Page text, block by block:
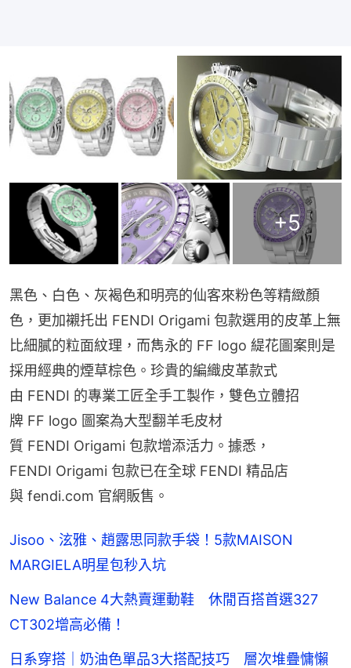
+5
黑色、白色、灰褐色和明亮的仙客來粉色等精緻顏
色，更加襯托出 FENDI Origami 包款選用的皮革上無
比細膩的粒面紋理，而雋永的 FF logo 緹花圖案則是
採用經典的煙草棕色。珍貴的編織皮革款式
由 FENDI 的專業工匠全手工製作，雙色立體招
牌 FF logo 圖案為大型翻羊毛皮材
質 FENDI Origami 包款增添活力。據悉，
FENDI Origami 包款已在全球 FENDI 精品店
與 fendi.com 官網販售。
Jisoo、泫雅、趙露思同款手袋！5款MAISON
MARGIELA明星包秒入坑
New Balance 4大熱賣運動鞋 休閒百搭首選327
CT302增高必備！
日系穿搭｜奶油色單品3大搭配技巧 層次堆疊慵懶